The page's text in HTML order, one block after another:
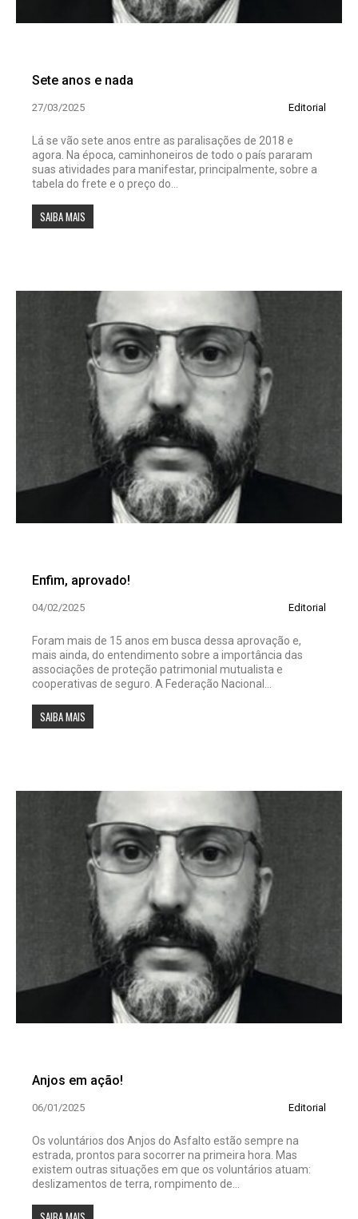
Sete anos e nada
27/03/2025 Editorial
Lá se vão sete anos entre as paralisações de 2018 e
agora. Na época, caminhoneiros de todo o país pararam
suas atividades para manifestar, principalmente, sobre a
tabela do frete e o preço do...
SAIBA MAIS
Enfim, aprovado!
04/02/2025 Editorial
Foram mais de 15 anos em busca dessa aprovação e,
mais ainda, do entendimento sobre a importância das
associações de proteção patrimonial mutualista e
cooperativas de seguro. A Federação Nacional...
SAIBA MAIS
Anjos em ação!
06/01/2025 Editorial
Os voluntários dos Anjos do Asfalto estão sempre na
estrada, prontos para socorrer na primeira hora. Mas
existem outras situações em que os voluntários atuam:
deslizamentos de terra, rompimento de...